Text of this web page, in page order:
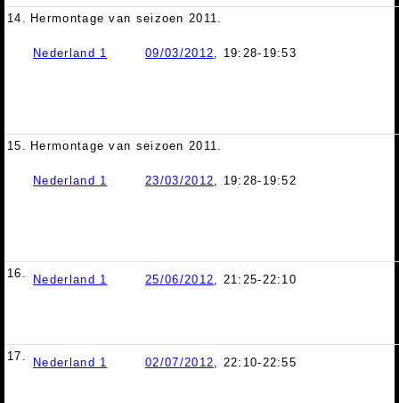
14. Hermontage van seizoen 2011.
Nederland 1 09/03/2012, 19:28-19:53
15. Hermontage van seizoen 2011.
Nederland 1 23/03/2012, 19:28-19:52
16. Nederland 1 25/06/2012, 21:25-22:10
17. Nederland 1 02/07/2012, 22:10-22:55